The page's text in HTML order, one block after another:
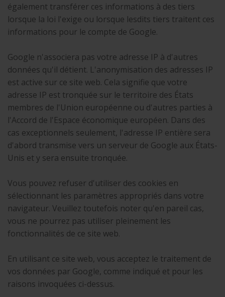
également transférer ces informations à des tiers
lorsque la loi l'exige ou lorsque lesdits tiers traitent ces
informations pour le compte de Google.
Google n'associera pas votre adresse IP à d'autres
données qu'il détient. L'anonymisation des adresses IP
est active sur ce site web. Cela signifie que votre
adresse IP est tronquée sur le territoire des États
membres de l'Union européenne ou d'autres parties à
l'Accord de l'Espace économique européen. Dans des
cas exceptionnels seulement, l'adresse IP entière sera
d'abord transmise vers un serveur de Google aux États-
Unis et y sera ensuite tronquée.
Vous pouvez refuser d'utiliser des cookies en
sélectionnant les paramètres appropriés dans votre
navigateur. Veuillez toutefois noter qu'en pareil cas,
vous ne pourrez pas utiliser pleinement les
fonctionnalités de ce site web.
En utilisant ce site web, vous acceptez le traitement de
vos données par Google, comme indiqué et pour les
raisons invoquées ci-dessus.